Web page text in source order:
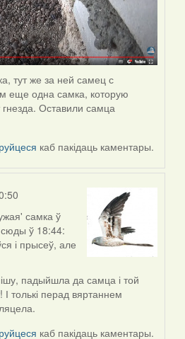
тут же за ней самец с
еще одна самка, которую
Оставили самца
каб пакідаць каментары.
самка ў
ў 18:44:
і прысеў, але
падыйшла да самца і той
толькі перад вяртаннем
каб пакідаць каментары.